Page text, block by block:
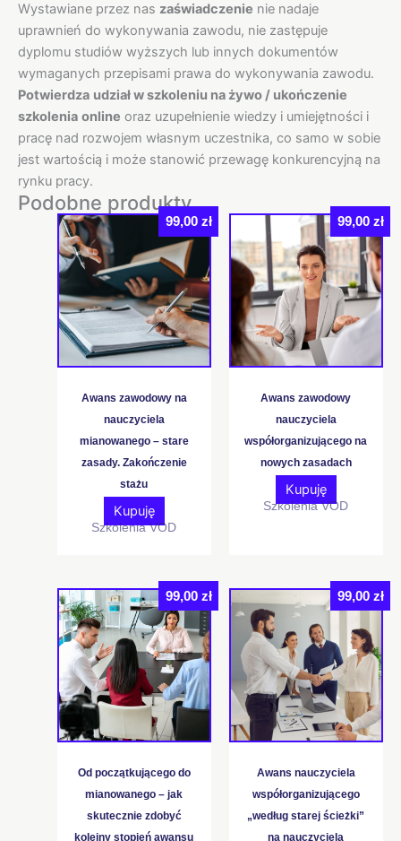
Wystawiane przez nas zaświadczenie nie nadaje
uprawnień do wykonywania zawodu, nie zastępuje
dyplomu studiów wyższych lub innych dokumentów
wymaganych przepisami prawa do wykonywania zawodu.
Potwierdza udział w szkoleniu na żywo / ukończenie
szkolenia online oraz uzupełnienie wiedzy i umiejętności i
pracę nad rozwojem własnym uczestnika, co samo w sobie
jest wartością i może stanowić przewagę konkurencyjną na
rynku pracy.
Podobne produkty
Awans zawodowy na
nauczyciela
mianowanego – stare
zasady. Zakończenie
stażu
99,00 zł
Kupuję
Szkolenia VOD
Awans zawodowy
nauczyciela
współorganizującego na
nowych zasadach
99,00 zł
Kupuję
Szkolenia VOD
Od początkującego do
mianowanego – jak
skutecznie zdobyć
kolejny stopień awansu
99,00 zł
Awans nauczyciela
współorganizującego
„według starej ścieżki”
na nauczyciela
99,00 zł